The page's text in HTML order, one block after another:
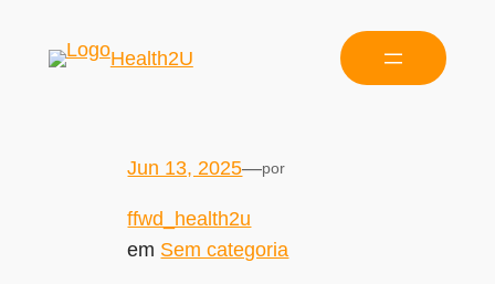
Health2U
Jun 13, 2025—por
ffwd_health2u
em Sem categoria